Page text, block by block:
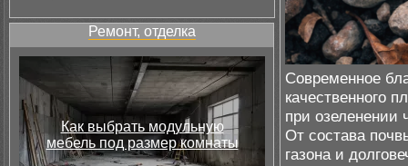
Ремонт, отделка
Как выбрать модульную
мебель под размер комнаты
Современное
качественного
при озеленении
От состава
газона и